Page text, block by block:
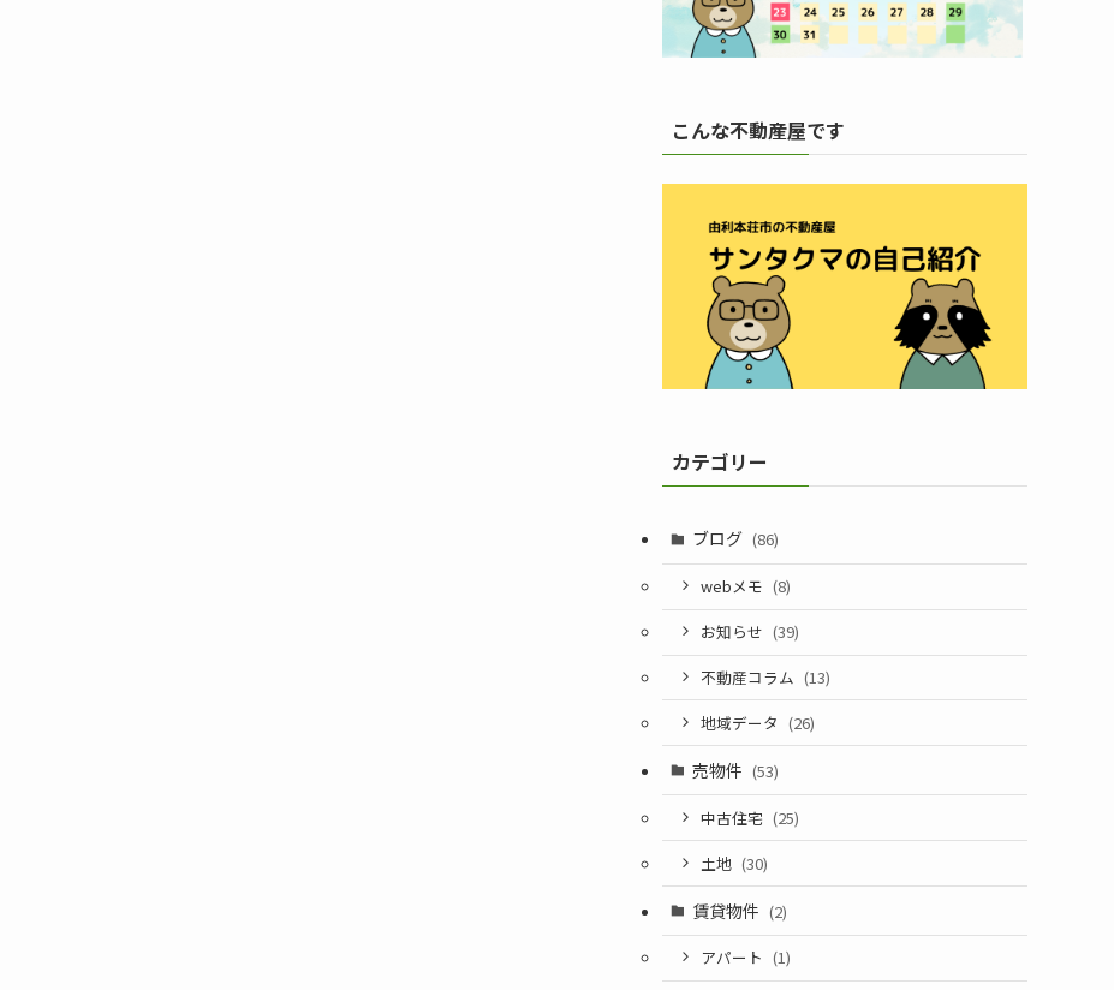
こんな不動産屋です
カテゴリー
ブログ (86)
webメモ (8)
お知らせ (39)
不動産コラム (13)
地域データ (26)
売物件 (53)
中古住宅 (25)
土地 (30)
賃貸物件 (2)
アパート (1)